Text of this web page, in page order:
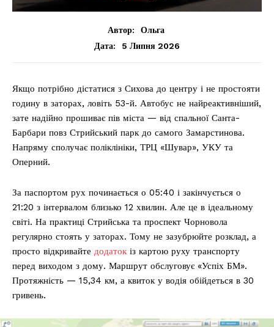
Автор:
Ольга
Дата:
5 Липня 2026
Якщо потрібно дістатися з Сихова до центру і не простояти
годину в заторах, ловіть 53-й. Автобус не найреактивніший,
зате надійно прошиває пів міста — від спальної Санта-
Барбари повз Стрийський парк до самого Замарстинова.
Напряму сполучає поліклініки, ТРЦ «Шувар», УКУ та
Оперний.
За паспортом рух починається о 05:40 і закінчується о
21:20 з інтервалом близько 12 хвилин. Але це в ідеальному
світі. На практиці Стрийська та проспект Чорновола
регулярно стоять у заторах. Тому не зазубрюйте розклад, а
просто відкривайте додаток із картою руху транспорту
перед виходом з дому. Маршрут обслуговує «Успіх БМ».
Протяжність — 15,34 км, а квиток у водія обійдеться в 30
гривень.